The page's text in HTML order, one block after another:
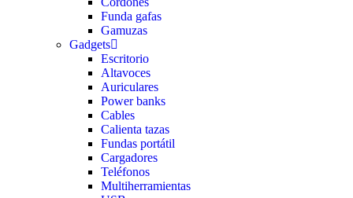
Funda gafas
Gamuzas
Gadgets
Escritorio
Altavoces
Auriculares
Power banks
Cables
Calienta tazas
Fundas portátil
Cargadores
Teléfonos
Multiherramientas